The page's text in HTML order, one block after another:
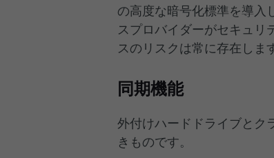
の高度な暗号化標準を導入
スプロバイダーがセキュリ
スのリスクは常に存在しま
同期機能
外付けハードドライブとク
きものです。